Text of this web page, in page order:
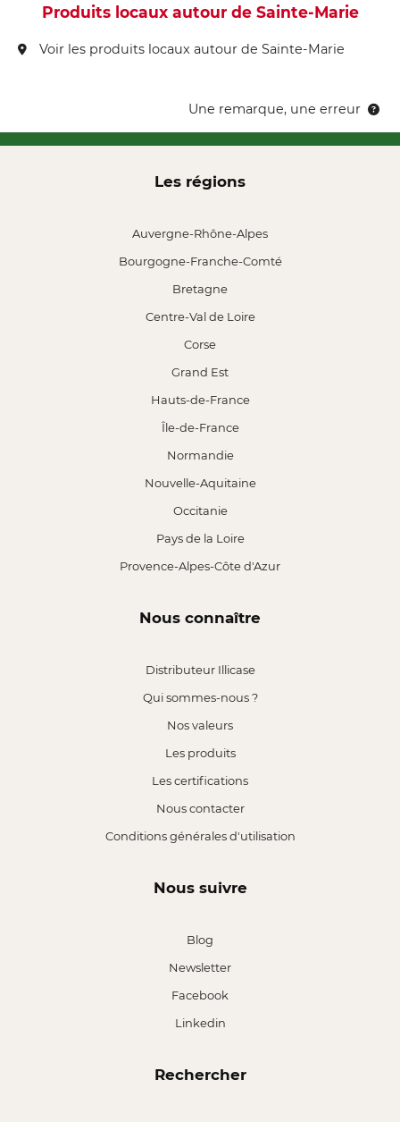
Produits locaux autour de Sainte-Marie
Voir les produits locaux autour de Sainte-Marie
Une remarque, une erreur
Les régions
Auvergne-Rhône-Alpes
Bourgogne-Franche-Comté
Bretagne
Centre-Val de Loire
Corse
Grand Est
Hauts-de-France
Île-de-France
Normandie
Nouvelle-Aquitaine
Occitanie
Pays de la Loire
Provence-Alpes-Côte d'Azur
Nous connaître
Distributeur Illicase
Qui sommes-nous ?
Nos valeurs
Les produits
Les certifications
Nous contacter
Conditions générales d'utilisation
Nous suivre
Blog
Newsletter
Facebook
Linkedin
Rechercher